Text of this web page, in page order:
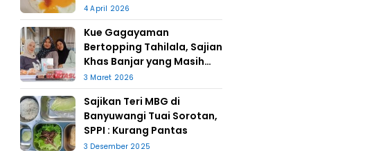
4 April 2026
Kue Gagayaman
Bertopping Tahilala, Sajian
Khas Banjar yang Masih
Bertahan
3 Maret 2026
Sajikan Teri MBG di
Banyuwangi Tuai Sorotan,
SPPI : Kurang Pantas
3 Desember 2025